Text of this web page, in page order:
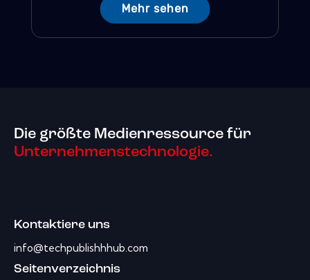
Mehr sehen
Die größte Medienressource für
Unternehmenstechnologie.
Kontaktiere uns
info@techpublishhhub.com
Seitenverzeichnis